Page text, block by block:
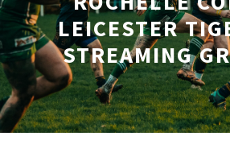
LEICESTER
STREAMING